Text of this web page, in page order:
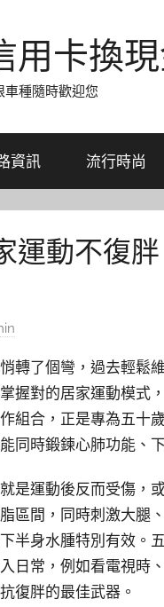
用卡換
車種隨時歡迎您
資訊 流行時尚
運動不復
轉了個彎，過去輕鬆
握對的居家運動模式
組合，正是專為五十
同時鍛鍊心肺功能、
是運動後反而受傷，
區間，同時刺激大腿
半身水腫特別有效。
日常，例如看電視時
復胖的最佳武器。